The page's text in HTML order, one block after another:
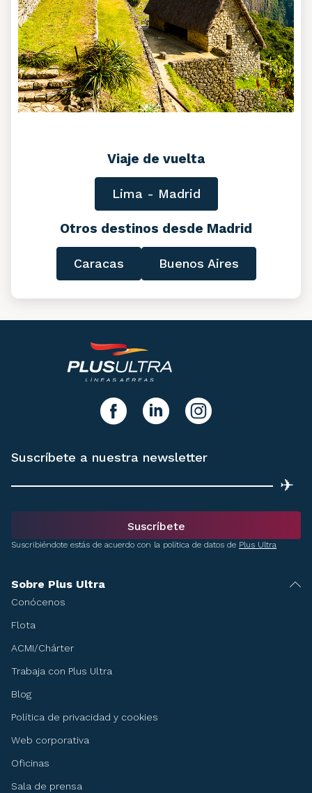
Viaje de vuelta
Lima - Madrid
Otros destinos desde Madrid
Caracas Buenos Aires
Sobre Plus Ultra
Conócenos
Flota
ACMI/Chárter
Trabaja con Plus Ultra
Blog
Política de privacidad y cookies
Web corporativa
Oficinas
Sala de prensa
facebooklinkedIn instagram
Suscríbete a nuestra newsletter
✈
Suscríbete
Suscribiéndote estás de acuerdo con la política de datos de Plus Ultra